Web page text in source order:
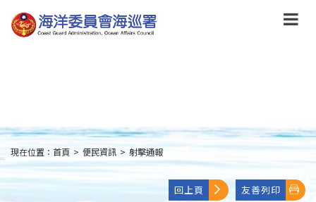
到
主
:::
現在位置： 首頁 > 便民資訊 > 射擊通報
回上頁 友善列印